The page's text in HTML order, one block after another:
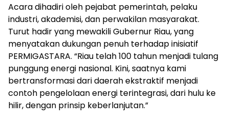
Acara dihadiri oleh pejabat pemerintah, pelaku
industri, akademisi, dan perwakilan masyarakat.
Turut hadir yang mewakili Gubernur Riau, yang
menyatakan dukungan penuh terhadap inisiatif
PERMIGASTARA. “Riau telah 100 tahun menjadi tulang
punggung energi nasional. Kini, saatnya kami
bertransformasi dari daerah ekstraktif menjadi
contoh pengelolaan energi terintegrasi, dari hulu ke
hilir, dengan prinsip keberlanjutan.”